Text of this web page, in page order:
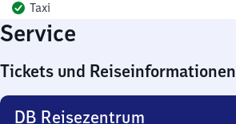
Taxi
Service
Tickets und Reiseinformationen
DB Reisezentrum